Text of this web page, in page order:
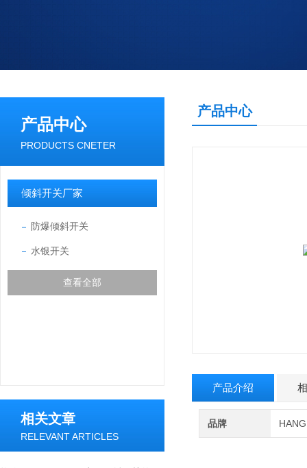
产品中心
PRODUCTS CNETER
倾斜开关厂家
防爆倾斜开关
水银开关
查看全部
相关文章
RELEVANT ARTICLES
产品中心
产品介绍
品牌